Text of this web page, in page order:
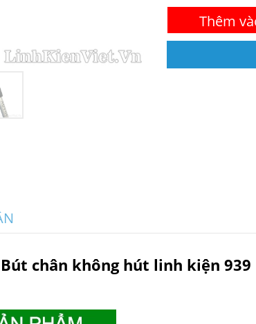
Thêm
Bút chân không hút linh kiện 939